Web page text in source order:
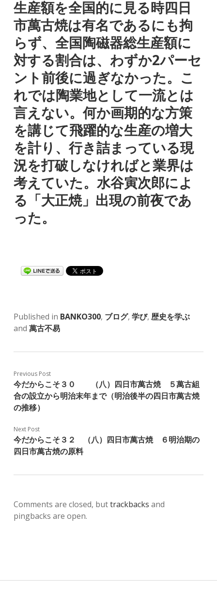
生産額を全国的に見る時四日
市萬古焼は有名であるにも拘
らず、全国陶磁器総生産額に
対する割合は、わずか2パーセ
ント前後に過ぎなかった。こ
れでは陶業地として一流とは
言えない。何か画期的な方策
を講じて飛躍的な生産の増大
を計り、行き詰まっている現
況を打破しなければと業界は
考えていた。水谷寅次郎によ
る「大正焼」出現の前夜であ
った。
Published in BANKO300, ブログ, 学び, 歴史を学ぶ
and 萬古不易
Previous Post
今だからこそ３０ （八）四日市萬古焼 ５萬古組
合の設立から明治末年まで（明治後半の四日市萬古焼
の推移）
Next Post
今だからこそ３２ （八）四日市萬古焼 ６明治期の
四日市萬古焼の原料
Comments are closed, buttrackbacks and
pingbacks are open.